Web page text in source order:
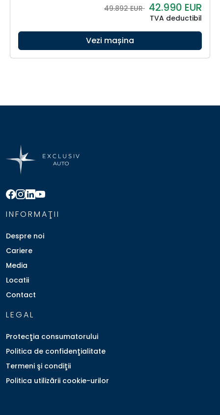
49.892 EUR 42.990 EUR
TVA deductibil
Vezi mașina
INFORMAŢII
Despre noi
Cariere
Media
Locatii
Contact
LEGAL
Protecţia consumatorului
Politica de confidenţialitate
Termeni şi condiţii
Politica utilizării cookie-urilor